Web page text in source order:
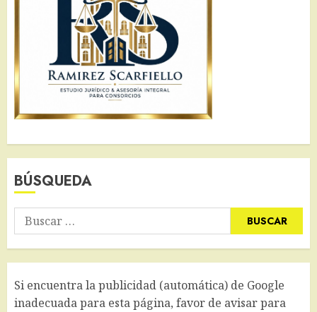
BÚSQUEDA
Buscar:
Si encuentra la publicidad (automática) de Google
inadecuada para esta página, favor de avisar para